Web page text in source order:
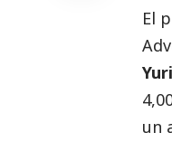
El
un